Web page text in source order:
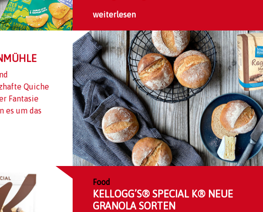
weiterlesen
Quiche
Fantasie
es um das
Food
KELLOGG’S® SPECIAL K® NEUE
GRANOLA SORTEN